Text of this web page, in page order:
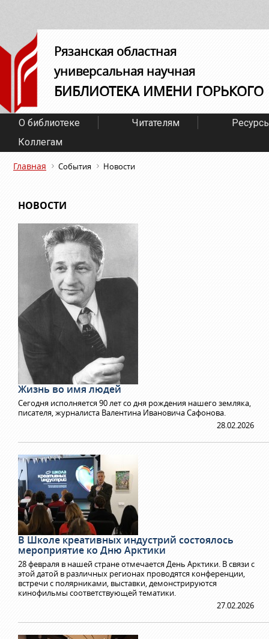
Рязанская областная
универсальная научная
БИБЛИОТЕКА ИМЕНИ ГОРЬКОГО
О библиотеке Читателям
Коллегам
Главная События Новости
НОВОСТИ
Жизнь во имя людей
Сегодня исполняется 90 лет со дня рождения нашего земляка,
писателя, журналиста Валентина Ивановича Сафонова.
28.02.2026
В Школе креативных индустрий состоялось
мероприятие ко Дню Арктики
28 февраля в нашей стране отмечается День Арктики. В связи с
этой датой в различных регионах проводятся конференции,
встречи с полярниками, выставки, демонстрируются
кинофильмы соответствующей тематики.
27.02.2026